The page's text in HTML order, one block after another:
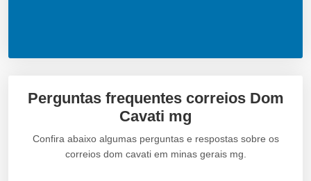
Perguntas frequentes correios Dom
Cavati mg
Confira abaixo algumas perguntas e respostas sobre os
correios dom cavati em minas gerais mg.